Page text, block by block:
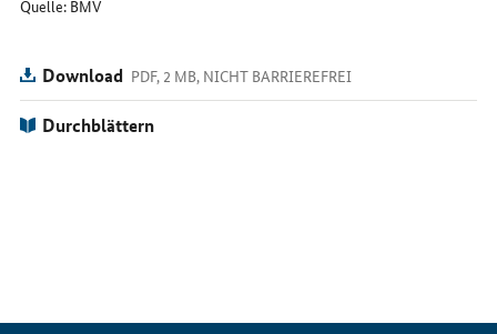
Quelle: BMV
Download PDF, 2 MB, NICHT BARRIEREFREI
Durchblättern